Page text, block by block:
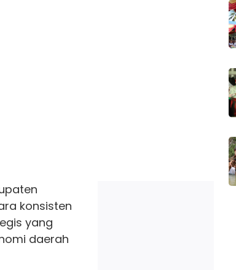
konsisten
yang
daerah